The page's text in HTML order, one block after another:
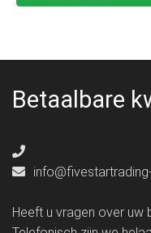
Betaalbare
Heeft u vragen over uw